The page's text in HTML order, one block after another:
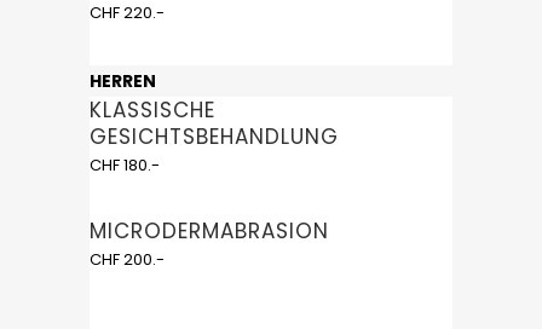
CHF 220.-
HERREN
KLASSISCHE
GESICHTSBEHANDLUNG
CHF 180.-
MICRODERMABRASION
CHF 200.-